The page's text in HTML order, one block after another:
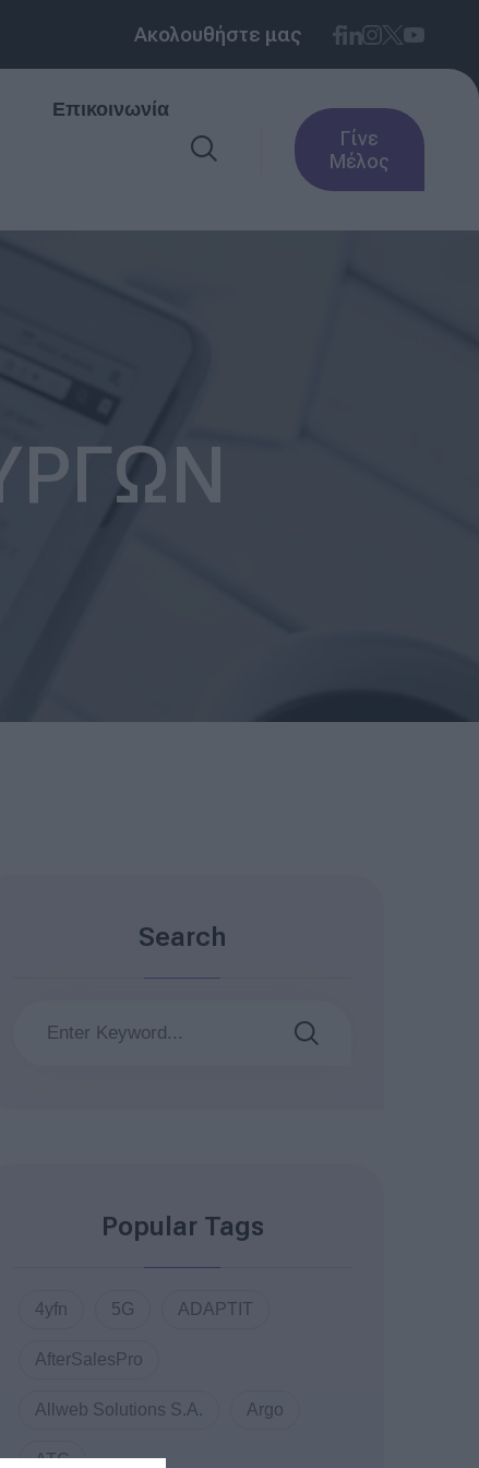
Ακολουθήστε μας
Επικοινωνία
Γίνε
Μέλος
Search
Popular Tags
4yfn 5G ADAPTIT
AfterSalesPro
Allweb Solutions S.A. Argo
ATC